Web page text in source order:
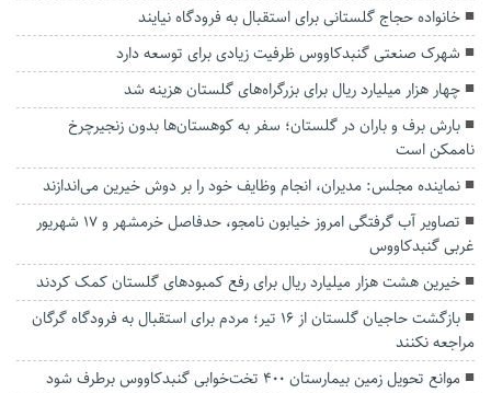
خانواده حجاج گلستانی برای استقبال به فرودگاه نیایند
شهرک صنعتی گنبدکاووس ظرفیت زیادی برای توسعه دارد
چهار هزار میلیارد ریال برای بزرگراه‌های گلستان هزینه شد
بارش برف و باران در گلستان؛ سفر به کوهستان‌ها بدون زنجیرچرخ
ناممکن است
نماینده مجلس: مدیران، انجام وظایف خود را بر دوش خیرین می‌اندازند
تصاویر آب گرفتگی امروز خیابون نامجو، حدفاصل خرمشهر و 17 شهریور
غربی گنبدکاووس
خیرین هشت هزار میلیارد ریال برای رفع کمبودهای گلستان کمک کردند
بازگشت حاجیان گلستان از ۱۶ تیر؛ مردم برای استقبال به فرودگاه گرگان
مراجعه نکنند
موانع تحویل زمین بیمارستان ۴۰۰ تخت‌خوابی گنبدکاووس برطرف شود